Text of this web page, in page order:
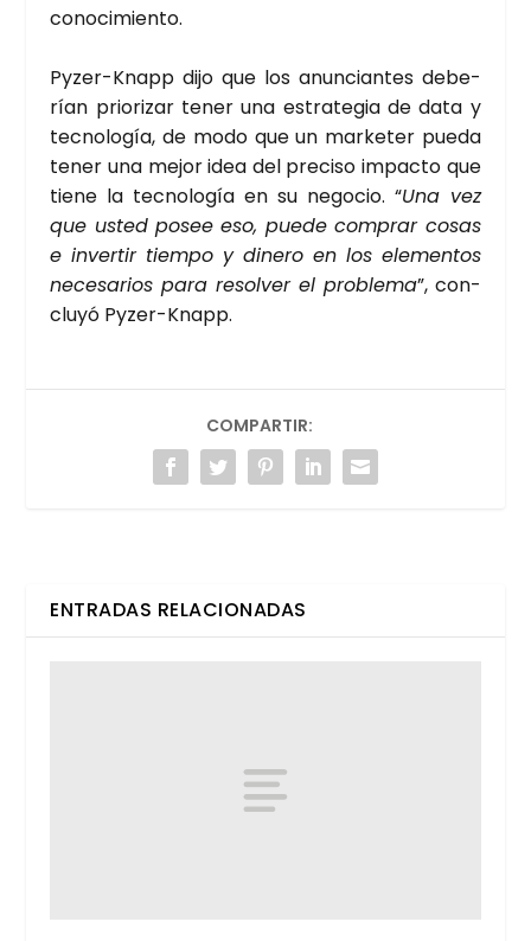
cono­ci­mien­to.
Pyzer-Knapp dijo que los anun­cian­tes debe­
rían prio­ri­zar tener una estra­te­gia de data y
tec­no­lo­gía, de modo que un mar­ke­ter pue­da
tener una mejor idea del pre­ci­so impac­to que
tie­ne la tec­no­lo­gía en su nego­cio. “Una vez
que usted posee eso, pue­de com­prar cosas
e inver­tir tiem­po y dine­ro en los ele­men­tos
nece­sa­rios para resol­ver el pro­ble­ma”, con­
clu­yó Pyzer-Knapp.
COMPARTIR:
ENTRADAS RELACIONADAS